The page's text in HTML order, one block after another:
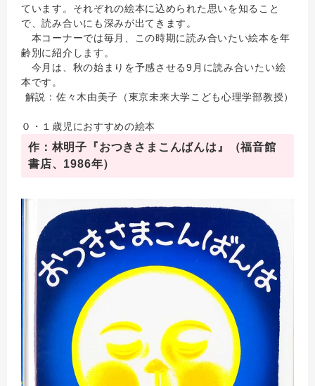
ています。それぞれの絵本に込められた思いを知ること
で、読み合いにも深みが出てきます。
本コーナーでは毎月、この時期に読み合いたい絵本を年
齢別に紹介します。
今月は、秋の始まりを予感させる9月に読み合いたい絵
本です。
解説：佐々木由美子（東京未来大学こども心理学部教授）
０・１歳児におすすめの絵本
作：林明子『おつきさまこんばんは』（福音館
書店、1986年）